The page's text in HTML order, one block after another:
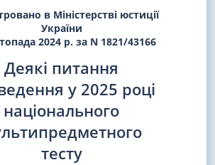
в Міністерстві юстиції
України
2024 р. за N 1821/43166
Деякі питання
у 2025 році
національного
тесту